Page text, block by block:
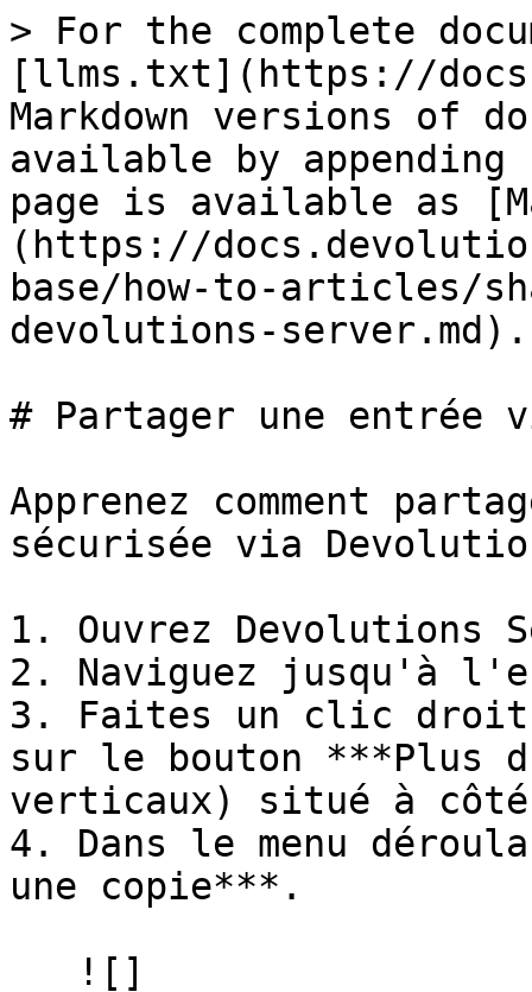
> For the complete
[llms.txt](https://
Markdown versions of
available by
page is available as
(https://
base/how-to-articles/
devolutions-server.md).
# Partager une entrée
Apprenez comment
sécurisée via
1. Ouvrez Devolutions
2. Naviguez jusqu'à
3. Faites un clic
sur le bouton ***Plus
verticaux) situé à
4. Dans le menu
une copie***.